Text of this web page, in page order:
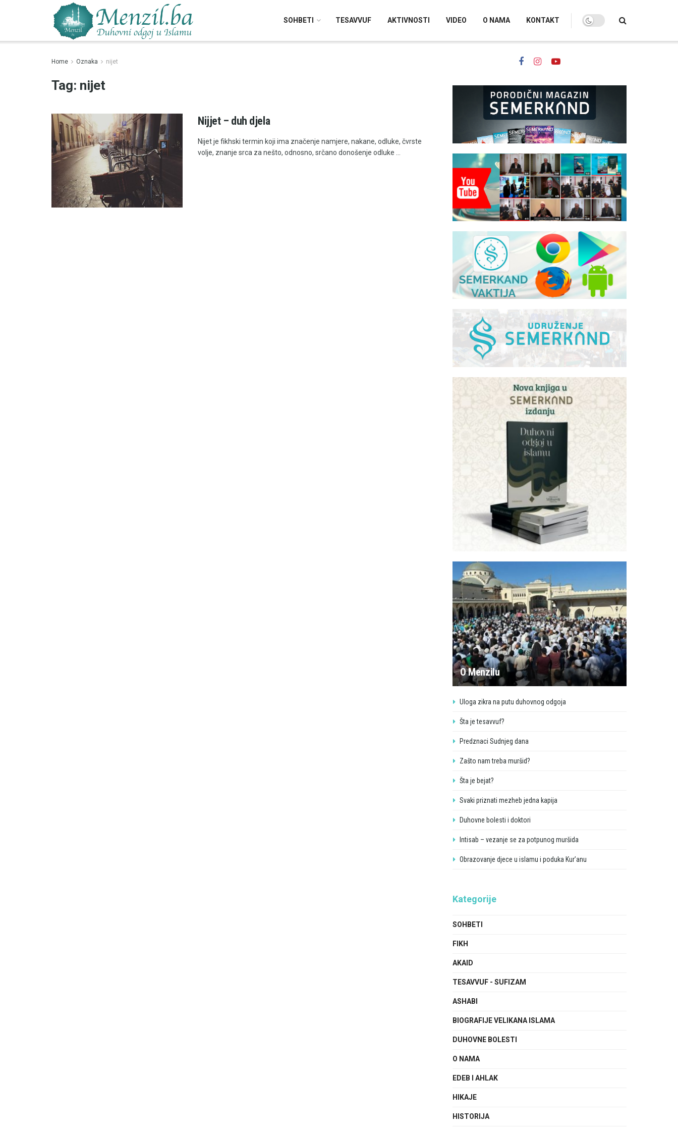
SOHBETI TESAVVUF AKTIVNOSTI VIDEO O NAMA KONTAKT
Home Oznaka nijet
Tag: nijet
Nijjet – duh djela
Nijet je fikhski termin koji ima značenje namjere, nakane, odluke, čvrste
volje, znanje srca za nešto, odnosno, srčano donošenje odluke ...
O Menzilu
Uloga zikra na putu duhovnog odgoja
Šta je tesavvuf?
Predznaci Sudnjeg dana
Zašto nam treba muršid?
Šta je bejat?
Svaki priznati mezheb jedna kapija
Duhovne bolesti i doktori
Intisab – vezanje se za potpunog muršida
Obrazovanje djece u islamu i poduka Kur’anu
Kategorije
SOHBETI
FIKH
AKAID
TESAVVUF - SUFIZAM
ASHABI
BIOGRAFIJE VELIKANA ISLAMA
DUHOVNE BOLESTI
O NAMA
EDEB I AHLAK
HIKAJE
HISTORIJA